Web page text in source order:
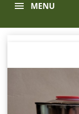
MENU